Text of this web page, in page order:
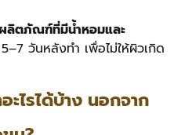
ลิตภัณฑ์ที่มีน้ำหอมและ
วันหลังทำ เพื่อไม่ให้ผิวเกิด
ะไรได้บ้าง นอกจาก